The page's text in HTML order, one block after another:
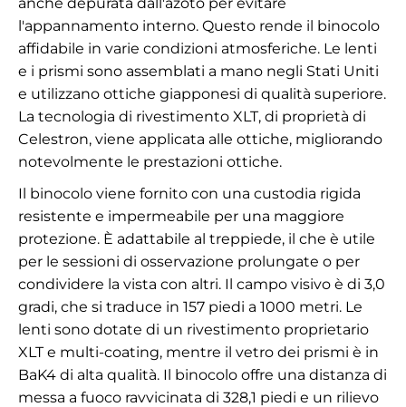
l'appannamento interno. Questo rende il binocolo
affidabile in varie condizioni atmosferiche. Le lenti
e i prismi sono assemblati a mano negli Stati Uniti
e utilizzano ottiche giapponesi di qualità superiore.
La tecnologia di rivestimento XLT, di proprietà di
Celestron, viene applicata alle ottiche, migliorando
notevolmente le prestazioni ottiche.
Il binocolo viene fornito con una custodia rigida
resistente e impermeabile per una maggiore
protezione. È adattabile al treppiede, il che è utile
per le sessioni di osservazione prolungate o per
condividere la vista con altri. Il campo visivo è di 3,0
gradi, che si traduce in 157 piedi a 1000 metri. Le
lenti sono dotate di un rivestimento proprietario
XLT e multi-coating, mentre il vetro dei prismi è in
BaK4 di alta qualità. Il binocolo offre una distanza di
messa a fuoco ravvicinata di 328,1 piedi e un rilievo